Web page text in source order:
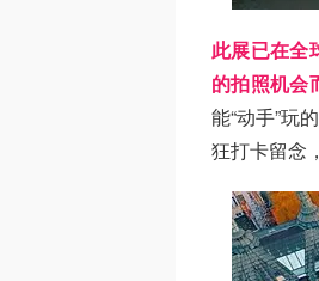
此展已在全
的拍照机会
能“动手”玩
狂打卡留念